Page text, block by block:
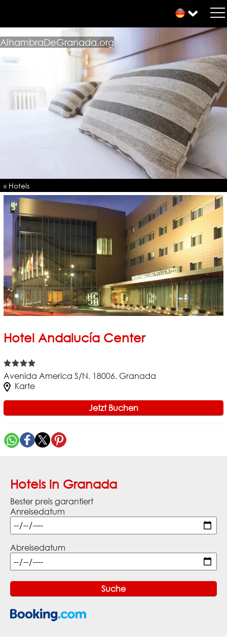
AlhambraDeGranada.org
« Hotels
Hotel Andalucía Center
Avenida America S/N. 18006. Granada
Karte
Jetzt Buchen
Hotels in Granada
Bester preis garantiert
Anreisedatum
Abreisedatum